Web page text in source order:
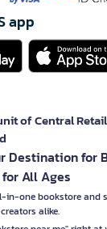
app
of Central
Destination for
All Ages
in-one bookstore and
alike.